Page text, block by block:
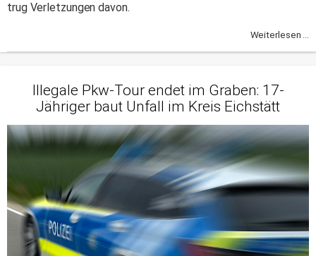
trug Verletzungen davon.
Weiterlesen ...
Illegale Pkw-Tour endet im Graben: 17-
Jähriger baut Unfall im Kreis Eichstätt